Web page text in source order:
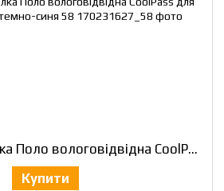
Футболка Поло вологовідвідна CoolPass для ДСНС темно-синя 58
Купити